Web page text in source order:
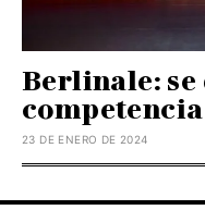
Berlinale: se
23 DE ENERO DE 2024